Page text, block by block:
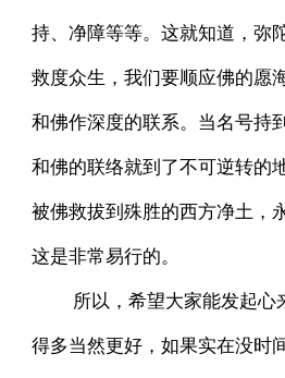
持、净障等等。这就知道，弥
救度众生，我们要顺应佛的愿
和佛作深度的联系。当名号持
和佛的联络就到了不可逆转的
被佛救拔到殊胜的西方净土，
这是非常易行的。
所以，希望大家能发起心
得多当然更好，如果实在没时